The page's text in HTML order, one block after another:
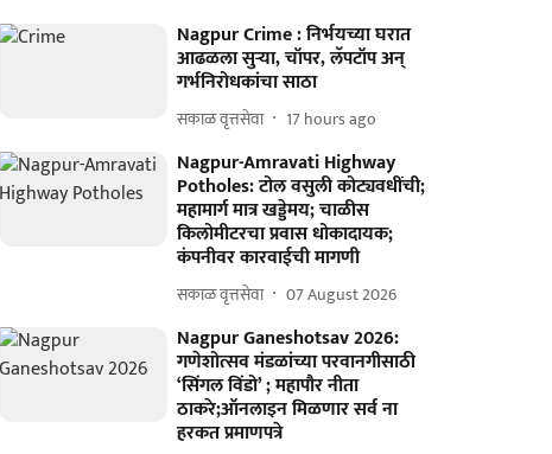
Nagpur Crime : निर्भयच्या घरात
आढळला सुऱ्या, चॉपर, लॅपटॉप अन्
गर्भनिरोधकांचा साठा
सकाळ वृत्तसेवा 17 hours ago
Nagpur-Amravati Highway
Potholes: टोल वसुली कोट्यवधींची;
महामार्ग मात्र खड्डेमय; चाळीस
किलोमीटरचा प्रवास धोकादायक;
कंपनीवर कारवाईची मागणी
सकाळ वृत्तसेवा 07 August 2026
Nagpur Ganeshotsav 2026:
गणेशोत्सव मंडळांच्या परवानगीसाठी
‘सिंगल विंडो’ ; महापौर नीता
ठाकरे;ऑनलाइन मिळणार सर्व ना
हरकत प्रमाणपत्रे